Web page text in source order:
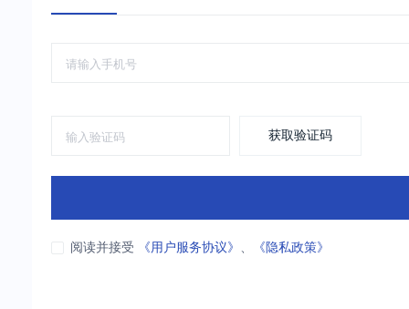
获取验证码
阅读并接受 《用户服务协议》 、 《隐私政策》